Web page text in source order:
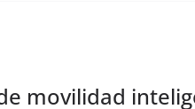
movilidad